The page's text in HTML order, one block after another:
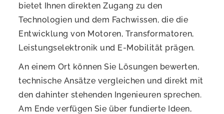
bietet Ihnen direkten Zugang zu den
Technologien und dem Fachwissen, die die
Entwicklung von Motoren, Transformatoren,
Leistungselektronik und E-Mobilität prägen.
An einem Ort können Sie Lösungen bewerten,
technische Ansätze vergleichen und direkt mit
den dahinter stehenden Ingenieuren sprechen.
Am Ende verfügen Sie über fundierte Ideen,